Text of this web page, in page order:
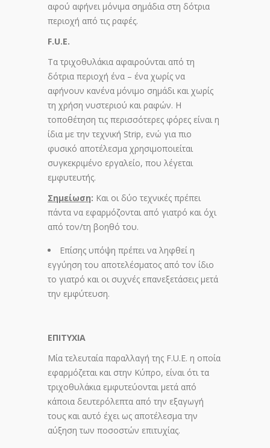
αφού αφήνει μόνιμα σημάδια στη δότρια
περιοχή από τις ραφές.
F.U.E.
Τα τριχοθυλάκια αφαιρούνται από τη
δότρια περιοχή ένα – ένα χωρίς να
αφήνουν κανένα μόνιμο σημάδι και χωρίς
τη χρήση νυστεριού και ραφών. Η
τοποθέτηση τις περισσότερες φόρες είναι η
ίδια με την τεχνική Strip, ενώ για πιο
φυσικό αποτέλεσμα χρησιμοποιείται
συγκεκριμένο εργαλείο, που λέγεται
εμφυτευτής.
Σημείωση: Και οι δύο τεχνικές πρέπει
πάντα να εφαρμόζονται από γιατρό και όχι
από τον/τη βοηθό του.
Επίσης υπόψη πρέπει να ληφθεί η
εγγύηση του αποτελέσματος από τον ίδιο
το γιατρό και οι συχνές επανεξετάσεις μετά
την εμφύτευση.
ΕΠΙΤΥΧΙΑ
Μία τελευταία παραλλαγή της F.U.E. η οποία
εφαρμόζεται και στην Κύπρο, είναι ότι τα
τριχοθυλάκια εμφυτεύονται μετά από
κάποια δευτερόλεπτα από την εξαγωγή
τους και αυτό έχει ως αποτέλεσμα την
αύξηση των ποσοστών επιτυχίας.